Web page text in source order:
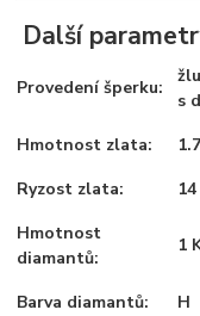
Další
Provedení šperku:
s
Hmotnost zlata:
Ryzost zlata:
Hmotnost
diamantů:
1
Barva diamantů:
H